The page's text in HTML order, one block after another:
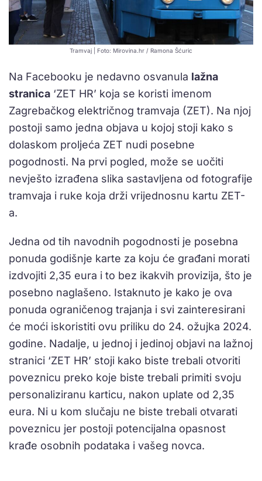
Tramvaj | Foto: Mirovina.hr / Ramona Šćuric
Na Facebooku je nedavno osvanula lažna
stranica ‘ZET HR’ koja se koristi imenom
Zagrebačkog električnog tramvaja (ZET). Na njoj
postoji samo jedna objava u kojoj stoji kako s
dolaskom proljeća ZET nudi posebne
pogodnosti. Na prvi pogled, može se uočiti
nevješto izrađena slika sastavljena od fotografije
tramvaja i ruke koja drži vrijednosnu kartu ZET-
a.
Jedna od tih navodnih pogodnosti je posebna
ponuda godišnje karte za koju će građani morati
izdvojiti 2,35 eura i to bez ikakvih provizija, što je
posebno naglašeno. Istaknuto je kako je ova
ponuda ograničenog trajanja i svi zainteresirani
će moći iskoristiti ovu priliku do 24. ožujka 2024.
godine. Nadalje, u jednoj i jedinoj objavi na lažnoj
stranici ‘ZET HR’ stoji kako biste trebali otvoriti
poveznicu preko koje biste trebali primiti svoju
personaliziranu karticu, nakon uplate od 2,35
eura. Ni u kom slučaju ne biste trebali otvarati
poveznicu jer postoji potencijalna opasnost
krađe osobnih podataka i vašeg novca.